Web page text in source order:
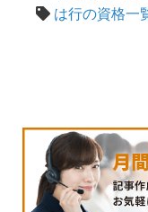
は行の資格一